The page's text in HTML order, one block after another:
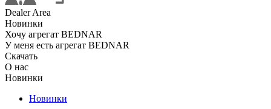
Dealer Area
Новинки
Хочу агрегат BEDNAR
У меня есть агрегат BEDNAR
Скачать
О нас
Новинки
Новинки